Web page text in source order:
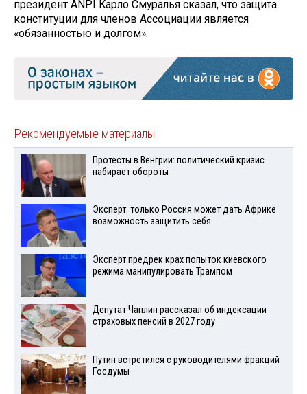
президент ANPI Карло Смуралья сказал, что защита
конституции для членов Ассоциации является
«обязанностью и долгом».
Рекомендуемые материалы
Протесты в Венгрии: политический кризис
набирает обороты
Эксперт: только Россия может дать Африке
возможность защитить себя
Эксперт предрек крах попыток киевского
режима манипулировать Трампом
Депутат Чаплин рассказал об индексации
страховых пенсий в 2027 году
Путин встретился с руководителями фракций
Госдумы